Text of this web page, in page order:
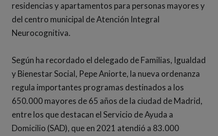
residencias y apartamentos para personas mayores y
del centro municipal de Atención Integral
Neurocognitiva.
Según ha recordado el delegado de Familias, Igualdad
y Bienestar Social, Pepe Aniorte, la nueva ordenanza
regula importantes programas destinados a los
650.000 mayores de 65 años de la ciudad de Madrid,
entre los que destacan el Servicio de Ayuda a
Domicilio (SAD), que en 2021 atendió a 83.000